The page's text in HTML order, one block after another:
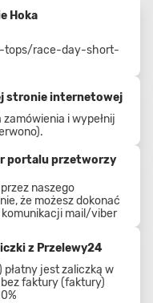
Hoka
tops/race-day-short-
stronie internetowej
i wypełnij
portalu przetworzy
naszego
że możesz dokonać
komunikacji mail/viber
z Przelewy24
jest zaliczką w
faktury (faktury)